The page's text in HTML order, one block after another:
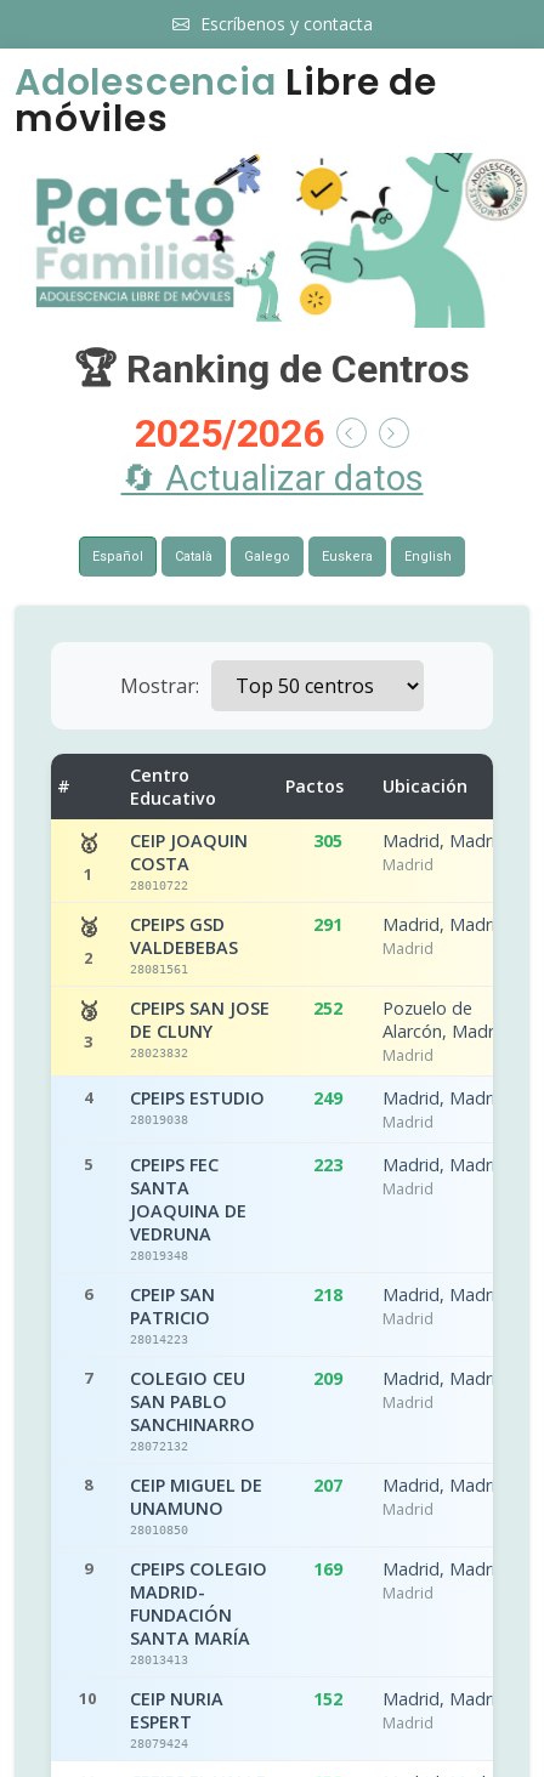
Escríbenos y contacta
Adolescencia Libre de
móviles
🏆 Ranking de Centros
2025/2026
🔄 Actualizar datos
Español Català Galego Euskera English
Mostrar:
#
Centro
Educativo
Pactos Ubicación
🥇
1
CEIP JOAQUIN
COSTA
28010722
305 Madrid, Madrid
Madrid
🥈
2
CPEIPS GSD
VALDEBEBAS
28081561
291 Madrid, Madrid
Madrid
🥉
3
CPEIPS SAN JOSE
DE CLUNY
28023832
252
Pozuelo de
Alarcón, Madrid
Madrid
4 CPEIPS ESTUDIO
28019038
249 Madrid, Madrid
Madrid
5
CPEIPS FEC
SANTA
JOAQUINA DE
VEDRUNA
28019348
223 Madrid, Madrid
Madrid
6
CPEIP SAN
PATRICIO
28014223
218 Madrid, Madrid
Madrid
7
COLEGIO CEU
SAN PABLO
SANCHINARRO
28072132
209 Madrid, Madrid
Madrid
8
CEIP MIGUEL DE
UNAMUNO
28010850
207 Madrid, Madrid
Madrid
9
CPEIPS COLEGIO
MADRID-
FUNDACIÓN
SANTA MARÍA
28013413
169 Madrid, Madrid
Madrid
10
CEIP NURIA
ESPERT
28079424
152 Madrid, Madrid
Madrid